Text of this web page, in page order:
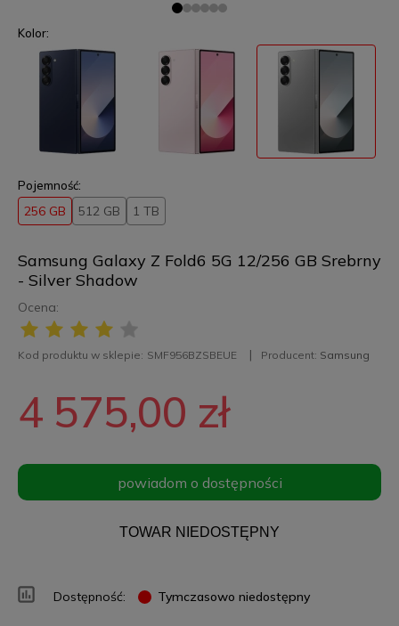
Samsung Galaxy Z Fold6 5G 12/256 GB Srebrny
- Silver Shadow
Ocena:
Kod produktu w sklepie: SMF956BZSBEUE Producent: Samsung
Kolor:
Pojemność:
256 GB 512 GB 1 TB
4 575,00 zł
powiadom o dostępności
TOWAR NIEDOSTĘPNY
Dostępność: Tymczasowo niedostępny